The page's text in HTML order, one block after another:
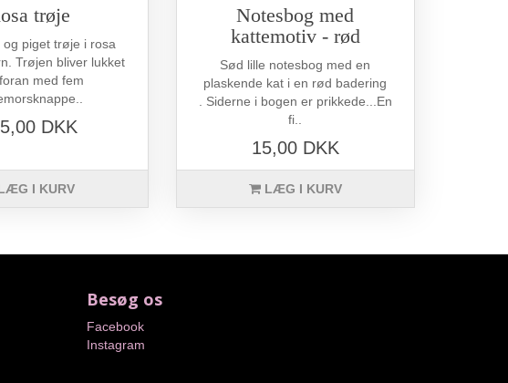
trøje
og piget trøje i rosa
Trøjen bliver lukket
med fem
DKK
I KURV
Notesbog med
kattemotiv - rød
Sød lille notesbog med en
plaskende kat i en rød badering
. Siderne i bogen er prikkede...En
fi..
15,00 DKK
LÆG I KURV
Besøg os
Facebook
Instagram